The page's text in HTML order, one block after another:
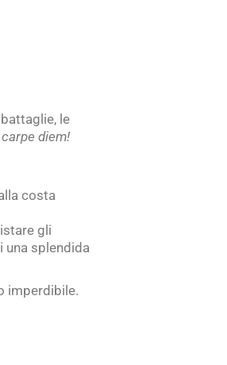
le
carpe diem!
costa
gli
splendida
imperdibile.